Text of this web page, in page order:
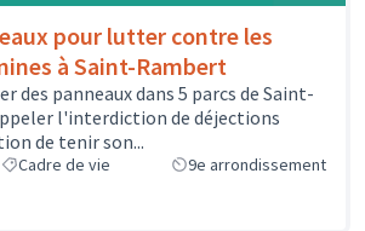
pour lutter contre les
à Saint-Rambert
des panneaux dans 5 parcs de Saint-
l'interdiction de déjections
de tenir son...
Cadre de vie 9e arrondissement